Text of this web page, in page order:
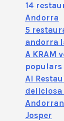
14
Andorra
5
andorra
A KRAM
populars
Al
Josper